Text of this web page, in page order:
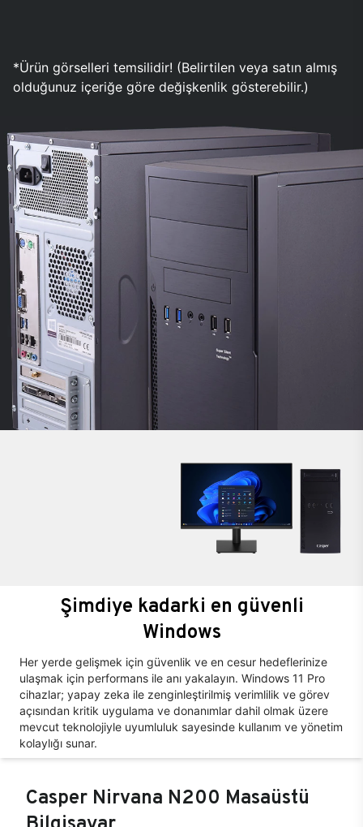
*Ürün görselleri temsilidir! (Belirtilen veya satın almış
olduğunuz içeriğe göre değişkenlik gösterebilir.)
Şimdiye kadarki en güvenli
Windows
Her yerde gelişmek için güvenlik ve en cesur hedeflerinize
ulaşmak için performans ile anı yakalayın. Windows 11 Pro
cihazlar; yapay zeka ile zenginleştirilmiş verimlilik ve görev
açısından kritik uygulama ve donanımlar dahil olmak üzere
mevcut teknolojiyle uyumluluk sayesinde kullanım ve yönetim
kolaylığı sunar.
Casper Nirvana N200 Masaüstü